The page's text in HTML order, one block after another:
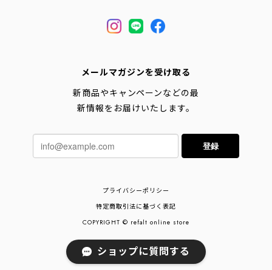
メールマガジンを受け取る
新商品やキャンペーンなどの最
新情報をお届けいたします。
登録
プライバシーポリシー
特定商取引法に基づく表記
COPYRIGHT © refalt online store
ショップに質問する